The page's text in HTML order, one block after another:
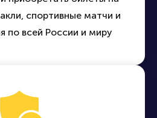
спортивные матчи и
по всей России и миру